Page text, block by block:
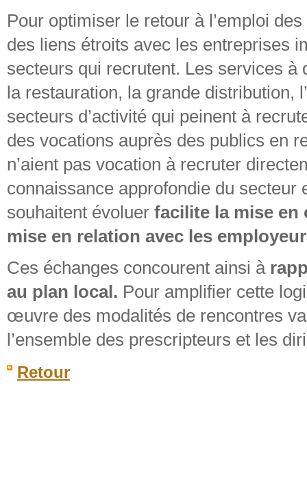
Pour optimiser le retour à l’emploi
des liens étroits avec les entreprises
secteurs qui recrutent. Les services à
la restauration, la grande distribution,
secteurs d’activité qui peinent à
des vocations auprès des publics en
n’aient pas vocation à recruter
connaissance approfondie du
souhaitent évoluer facilite la mise
mise en relation avec les
Ces échanges concourent ainsi à
au plan local. Pour amplifier cette
œuvre des modalités de rencontres
l’ensemble des prescripteurs et les
Retour